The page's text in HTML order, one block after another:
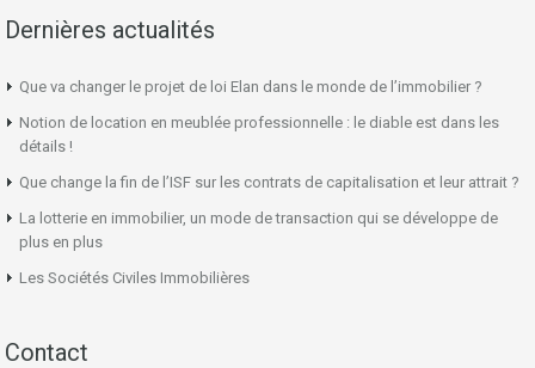
Dernières actualités
Que va changer le projet de loi Elan dans le monde de l’immobilier ?
Notion de location en meublée professionnelle : le diable est dans les
détails !
Que change la fin de l’ISF sur les contrats de capitalisation et leur attrait ?
La lotterie en immobilier, un mode de transaction qui se développe de
plus en plus
Les Sociétés Civiles Immobilières
Contact